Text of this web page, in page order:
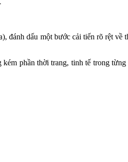
đánh dấu một bước cải tiến rõ rệt
phần thời trang, tinh tế trong